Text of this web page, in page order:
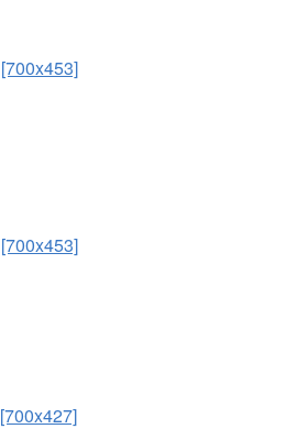
[700x453]
[700x453]
[700x427]